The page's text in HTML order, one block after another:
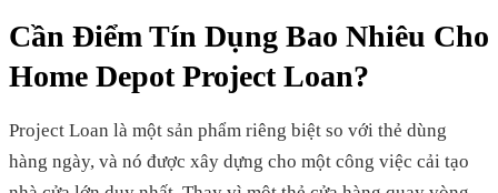
Cần Điểm Tín Dụng Bao Nhiêu Cho
Home Depot Project Loan?
Project Loan là một sản phẩm riêng biệt so với thẻ dùng
hàng ngày, và nó được xây dựng cho một công việc cải tạo